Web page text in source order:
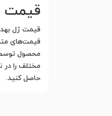
قیمت
قیمت ژل
قیمت‌های
محصول توسط
مختلف را در
حاصل کنید.